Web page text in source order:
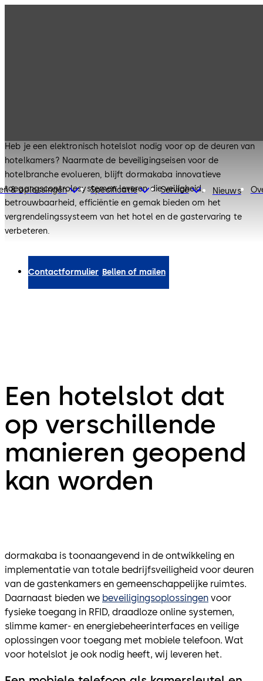
& oplossingen Specificatie Service Nieuws
Heb je een elektronisch hotelslot nodig voor op de deuren van
hotelkamers? Naarmate de beveiligingseisen voor de
hotelbranche evolueren, blijft dormakaba innovatieve
toegangscontrolesystemen leveren die veiligheid,
betrouwbaarheid, efficiëntie en gemak bieden om het
vergrendelingssysteem van het hotel en de gastervaring te
verbeteren.
Contactformulier Bellen of mailen
Een hotelslot dat
op verschillende
manieren geopend
kan worden
dormakaba is toonaangevend in de ontwikkeling en
implementatie van totale bedrijfsveiligheid voor deuren
van de gastenkamers en gemeenschappelijke ruimtes.
Daarnaast bieden we beveiligingsoplossingen voor
fysieke toegang in RFID, draadloze online systemen,
slimme kamer- en energiebeheerinterfaces en veilige
oplossingen voor toegang met mobiele telefoon. Wat
voor hotelslot je ook nodig heeft, wij leveren het.